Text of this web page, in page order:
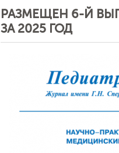
РАЗМЕЩЕН 6-Й
ЗА 2025 ГОД